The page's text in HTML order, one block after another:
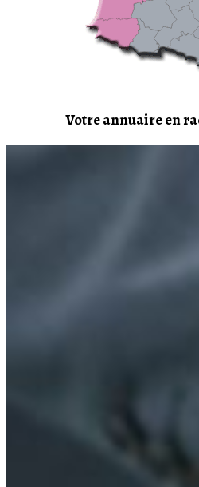
Votre annuaire en